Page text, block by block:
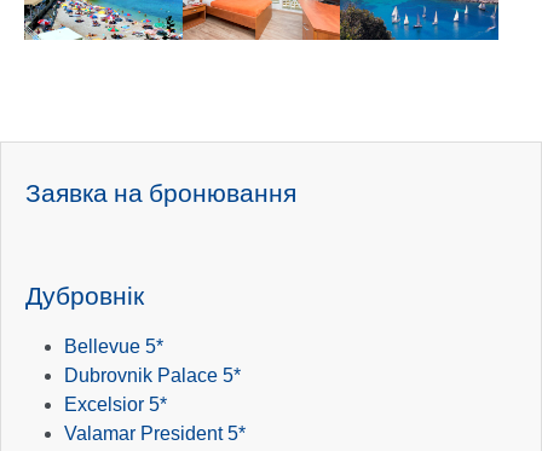
Заявка на бронювання
Дубровнік
Bellevue 5*
Dubrovnik Palace 5*
Excelsior 5*
Valamar President 5*